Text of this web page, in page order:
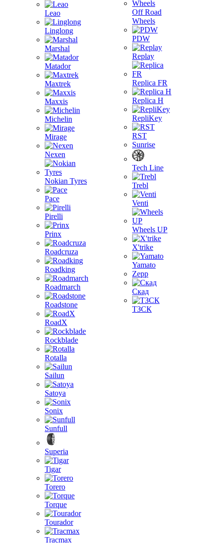
Leao
Linglong
Marshal
Matador
Maxtrek
Maxxis
Michelin
Mirage
Nexen
Nokian Tyres
Pace
Pirelli
Prinx
Roadcruza
Roadking
Roadmarch
Roadstone
RoadX
Rockblade
Rotalla
Sailun
Satoya
Sonix
Sunfull
Superia
Tigar
Torero
Torque
Tourador
Tracmax
Off Road
Wheels
PDW
Replay
Replica FR
Replica H
RepliKey
RST
Sunrise
Tech Line
Trebl
Venti
Wheels UP
X'trike
Yamato
Zepp
Скад
ТЗСК